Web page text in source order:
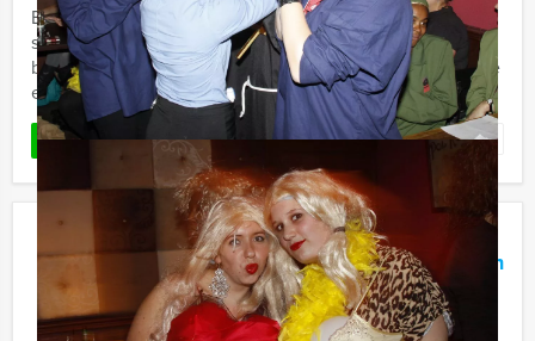
Bij Holland Tour Guides kan je nu één van de
spannendste en meest verrassende groepsuitjes of
bedrijfsuitjes organiseren. Er is een gruwelijke, lugubere
en zeer sinistere ...
LEES MEER Favoriet
Ik Hou Van Holland Quiz Leeuwarden
Vanaf€ 27,50 p.p. excl. BTW
Vanaf 12 personen ‐ 2 uur